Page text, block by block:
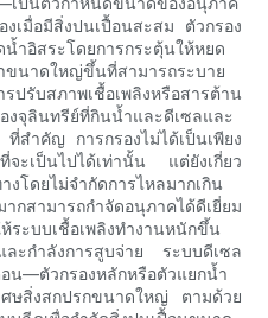
งเมื่อมีสิ่งปนเปื้อนสะสม ตัวกรอง
ำอิสระโดยการกระตุ้นให้หยด
ขนาดใหญ่ขึ้นที่สามารถระบาย
รับสภาพเชื้อเพลิงหรือสารต้าน
งจุลินทรีย์ที่กินน้ำและดีเซลและ
สำคัญ การกรองไม่ได้เป็นเพียง
จะเป็นไปได้เท่านั้น แต่ยังเกี่ยว
โดยไม่จำกัดการไหลมากเกิน
กสามารถกำจัดอนุภาคได้ดีเยี่ยม
ระบบเชื้อเพลิงทำงานหนักขึ้น
ละกำลังการสูบจ่าย ระบบดีเซล
น—ตัวกรองหลักหรือตัวแยกน้ำ
ศษสิ่งสกปรกขนาดใหญ่ ตามด้วย